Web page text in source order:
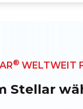
® WELTWEIT
Stellar